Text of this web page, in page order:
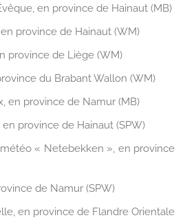
en province de Hainaut (MB)
province de Hainaut (WM)
province de Liège (WM)
du Brabant Wallon (WM)
en province de Namur (MB)
province de Hainaut (SPW)
« Netebekken », en province
de Namur (SPW)
en province de Flandre Orientale